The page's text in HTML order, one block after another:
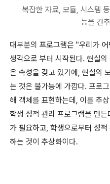
복잡한 자료, 모듈, 시스템
능을 간
대부분의 프로그램은 "우리가
생각으로 부터 시작된다. 현실
은 속성을 갖고 있기에, 현실의
는 것은 불가능에 가깝다. 프로
해 객체를 표현하는데, 이를 추
학생 성적 관리 프로그램을 만
가 필요하고, 학생으로부터 성
하는 것이 추상화이다.